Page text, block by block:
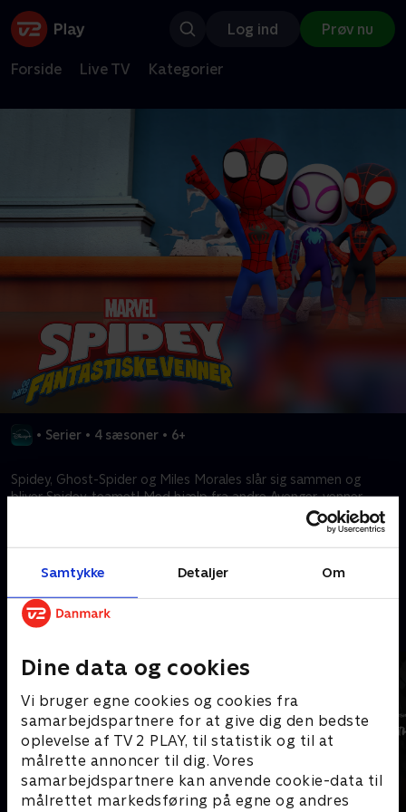
Samtykke Detaljer Om
Dine data og cookies
Vi bruger egne cookies og cookies fra
samarbejdspartnere for at give dig den bedste
oplevelse af TV 2 PLAY, til statistik og til at
målrette annoncer til dig. Vores
samarbejdspartnere kan anvende cookie-data til
målrettet markedsføring på egne og andres
Log ind Prøv nu
Forside Live TV Kategorier
• Serier • 4 sæsoner • 6+
Spidey, Ghost-Spider og Miles Morales slår sig sammen og
bliver Spidey-teamet! Med hjælp fra andre Avenger-venner
Kræver tilkøb
Mere indhold fra Disney+